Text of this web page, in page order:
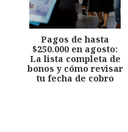
Pagos de hasta
$250.000 en agosto:
La lista completa de
bonos y cómo revisar
tu fecha de cobro